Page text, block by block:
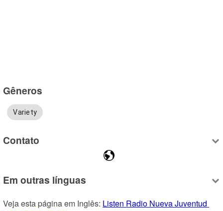
Gêneros
Variety
Contato
Em outras línguas
Veja esta página em Inglês: Listen Radio Nueva Juventud